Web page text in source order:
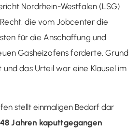
Nordrhein-Westfalen (LSG)
die vom Jobcenter die
für die Anschaffung und
Gasheizofens forderte. Grund
das Urteil war eine Klausel im
Jahren kaputtgegangen